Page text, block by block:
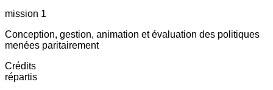
mission 1
Conception, gestion, animation et évaluation des politiques
menées paritairement
Crédits
répartis